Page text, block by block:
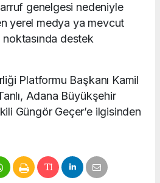
genelgesi nedeniyle
yerel medya ya mevcut
noktasında destek
Platformu Başkanı Kamil
Adana Büyükşehir
Güngör Geçer’e ilgisinden